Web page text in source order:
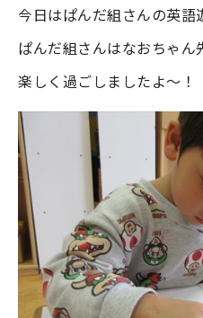
今日はぱんだ組さんの英
ぱんだ組さんはなおちゃん
楽しく過ごしましたよ～！